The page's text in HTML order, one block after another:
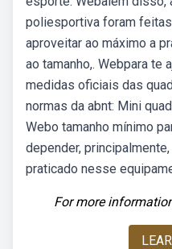
poliesportiva foram
aproveitar ao máximo a
ao tamanho,. Webpara te
medidas oficiais das
normas da abnt: Mini
Webo tamanho mínimo
depender,
praticado nesse
For more